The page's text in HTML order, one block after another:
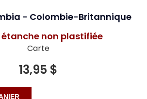
- Colombie-Britannique
non plastifiée
Carte
13,95 $